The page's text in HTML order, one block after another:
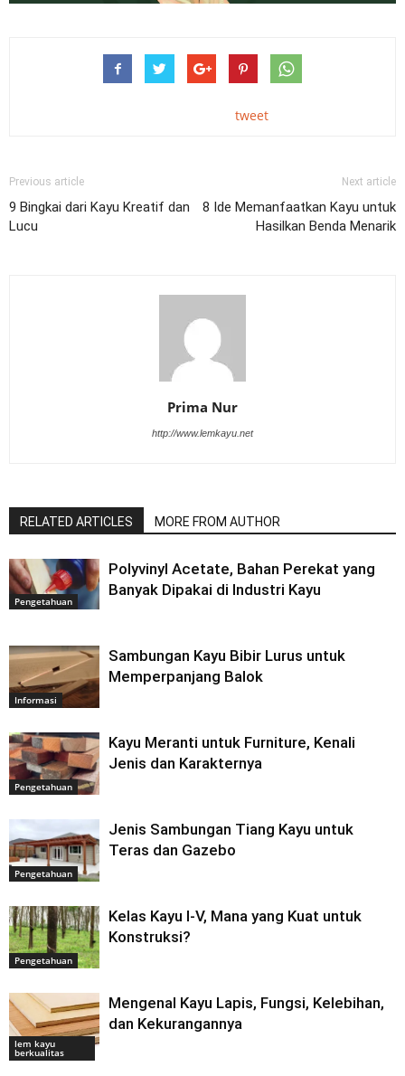
tweet
Previous article
9 Bingkai dari Kayu Kreatif dan
Lucu
Next article
8 Ide Memanfaatkan Kayu untuk
Hasilkan Benda Menarik
Prima Nur
http://www.lemkayu.net
RELATED ARTICLES MORE FROM AUTHOR
Pengetahuan
Polyvinyl Acetate, Bahan Perekat yang
Banyak Dipakai di Industri Kayu
Informasi
Sambungan Kayu Bibir Lurus untuk
Memperpanjang Balok
Pengetahuan
Kayu Meranti untuk Furniture, Kenali
Jenis dan Karakternya
Pengetahuan
Jenis Sambungan Tiang Kayu untuk
Teras dan Gazebo
Pengetahuan
Kelas Kayu I-V, Mana yang Kuat untuk
Konstruksi?
lem kayu
berkualitas
Mengenal Kayu Lapis, Fungsi, Kelebihan,
dan Kekurangannya